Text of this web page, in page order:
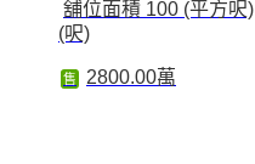
舖位面積 100 (平方呎)
(呎)
售 2800.00萬